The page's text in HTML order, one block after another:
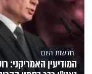
חדשות היום
המודיעין האמריקני: